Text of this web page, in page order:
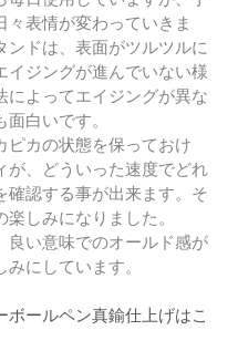
表情が変わっていきま
ンドは、表面がツルツルに
イジングが進んでいない様
によってエイジングが異な
白いです。
ピカの状態を保っておけ
が、どういった速度でどれ
確認する事が出来ます。そ
しみになりました。
良い意味でのオールド感が
にしています。
ールペン真鍮仕上げはこ